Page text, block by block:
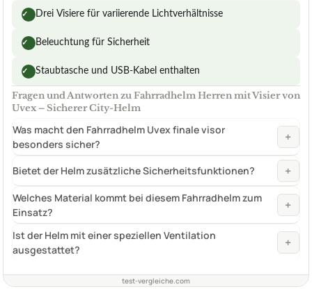
✓ Drei Visiere für variierende Lichtverhältnisse
✓ Beleuchtung für Sicherheit
✓ Staubtasche und USB-Kabel enthalten
Fragen und Antworten zu Fahrradhelm Herren mit Visier von
Uvex – Sicherer City-Helm
Was macht den Fahrradhelm Uvex finale visor
besonders sicher?
+
Bietet der Helm zusätzliche Sicherheitsfunktionen? +
Welches Material kommt bei diesem Fahrradhelm zum
Einsatz?
+
Ist der Helm mit einer speziellen Ventilation
ausgestattet?
+
test-vergleiche.com